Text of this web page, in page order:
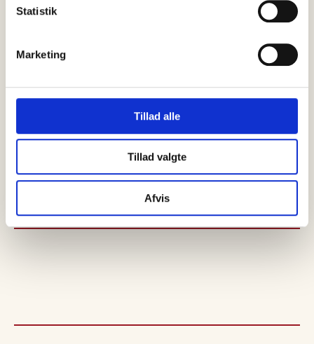
Statistik
Marketing
Tillad alle
Tillad valgte
Afvis